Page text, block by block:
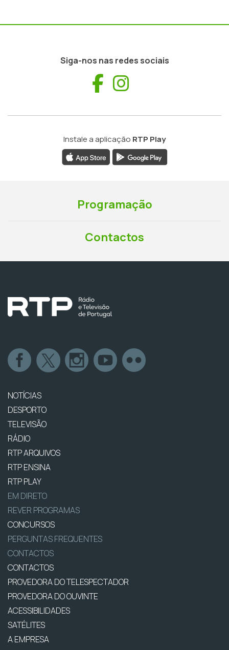
Siga-nos nas redes sociais
Facebook
Instale a aplicação RTP Play
Programação
Contactos
NOTÍCIAS
DESPORTO
TELEVISÃO
RÁDIO
RTP ARQUIVOS
RTP ENSINA
RTP PLAY
EM DIRETO
REVER PROGRAMAS
CONCURSOS
PERGUNTAS FREQUENTES
CONTACTOS
CONTACTOS
PROVEDORA DO TELESPECTADOR
PROVEDORA DO OUVINTE
ACESSIBILIDADES
SATÉLITES
A EMPRESA